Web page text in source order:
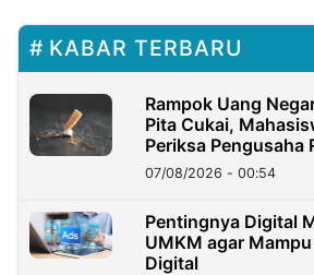
KABAR TERBARU
Rampok Uang
Pita Cukai,
Periksa Pengusaha
07/08/2026 - 00:54
Pentingnya Digital
UMKM agar
Digital